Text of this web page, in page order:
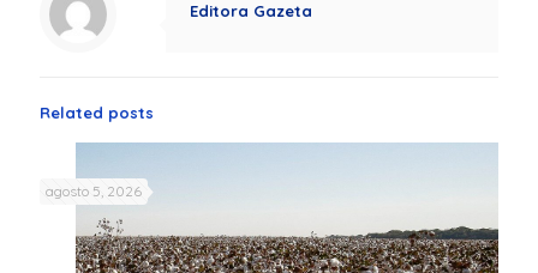
Editora Gazeta
Related posts
agosto 5, 2026